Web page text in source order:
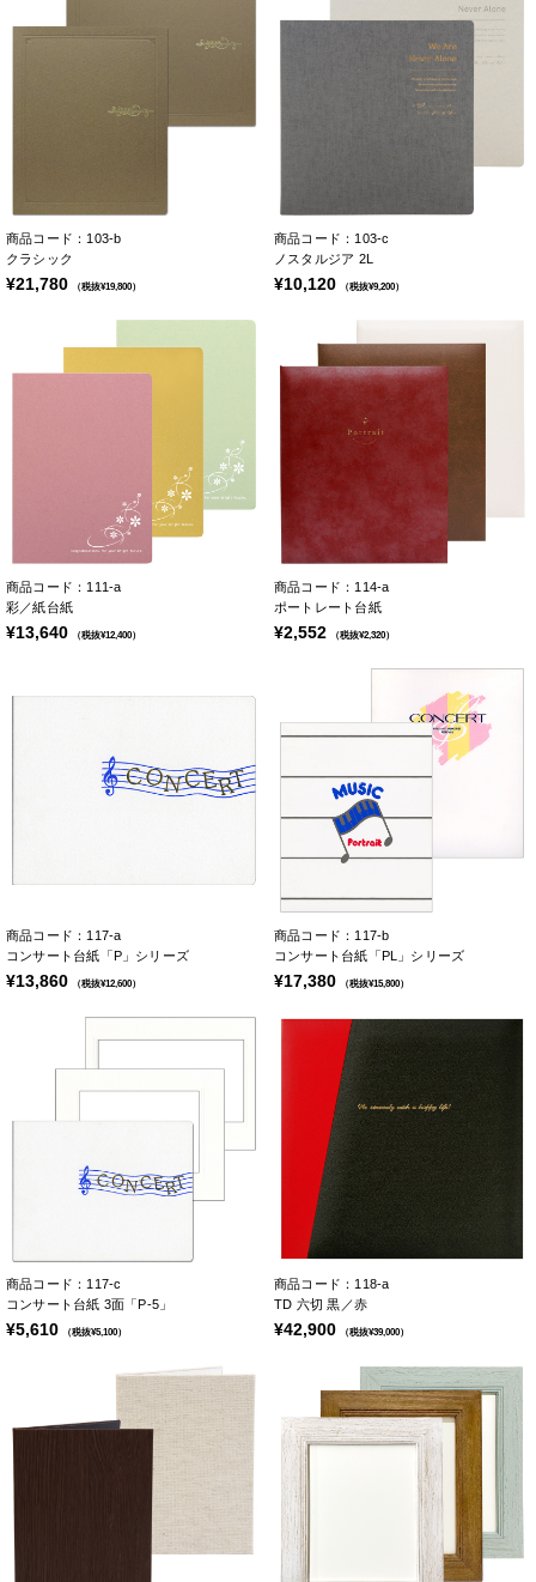
商品コード：103-b
クラシック
¥21,780 （税抜¥19,800）
商品コード：103-c
ノスタルジア 2L
¥10,120 （税抜¥9,200）
商品コード：111-a
彩／紙台紙
¥13,640 （税抜¥12,400）
商品コード：114-a
ポートレート台紙
¥2,552 （税抜¥2,320）
商品コード：117-a
コンサート台紙「P」シリーズ
¥13,860 （税抜¥12,600）
商品コード：117-b
コンサート台紙「PL」シリーズ
¥17,380 （税抜¥15,800）
商品コード：117-c
コンサート台紙 3面「P-5」
¥5,610 （税抜¥5,100）
商品コード：118-a
TD 六切 黒／赤
¥42,900 （税抜¥39,000）